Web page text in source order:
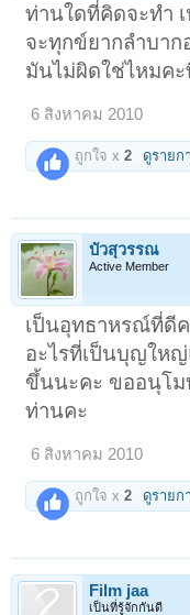
ท่านใดที่คิดจะทำ
จะทุกข์ยากลำบาก
มันไม่ผิดใช่ไหมคะ
6 สิงหาคม 2010
ถูกใจ x2 ดูรายก
บัวสุวรรณ
Active Member
เป็นอุทธาหรณ์ที่ดีค
อะไรที่เป็นบุญให
ขึ้นนะคะ ขออนุโม
ท่านคะ
6 สิงหาคม 2010
ถูกใจ x2 ดูรายก
Film jaa
เป็นที่รู้จักกันดี